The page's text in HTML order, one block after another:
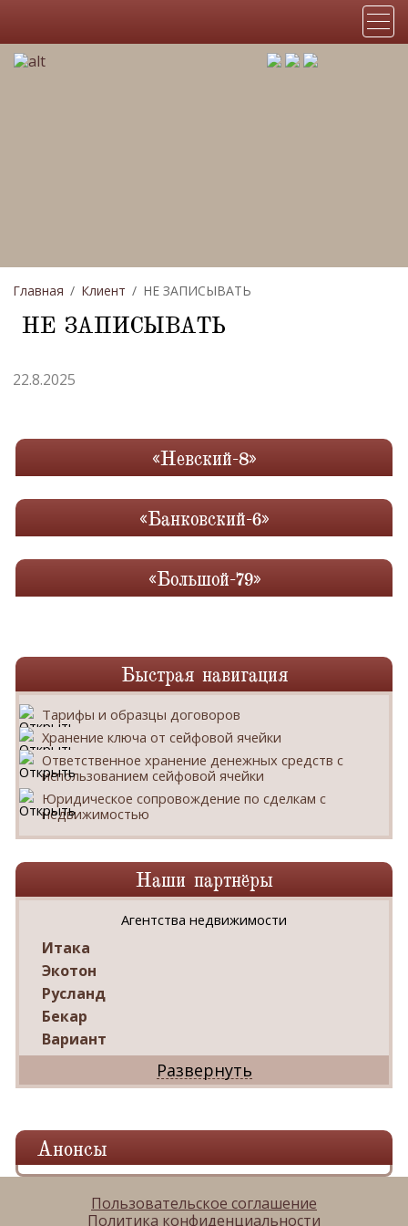
«Невский-8»
«Банковский-6»
«Большой-79»
Главная Клиент НЕ ЗАПИСЫВАТЬ
НЕ ЗАПИСЫВАТЬ
22.8.2025
Быстрая навигация
Тарифы и образцы договоров
Хранение ключа от сейфовой ячейки
Ответственное хранение денежных средств с
использованием сейфовой ячейки
Юридическое сопровождение по сделкам с
недвижимостью
Наши партнёры
Агентства недвижимости
Итака
Экотон
Русланд
Бекар
Вариант
Дриада
Реал
Ваш Дом
Александр
Мир квартир
Панорама
Анонсы
Пользовательское соглашение
Политика конфиденциальности